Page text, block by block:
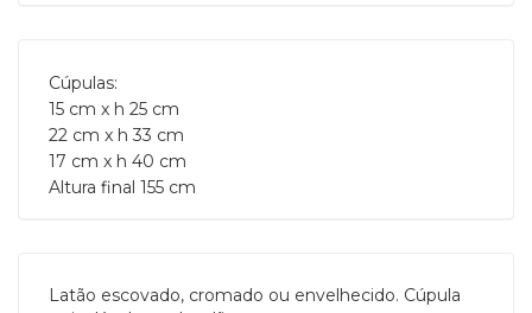
Cúpulas:
15 cm x h 25 cm
22 cm x h 33 cm
17 cm x h 40 cm
Altura final 155 cm
Latão escovado, cromado ou envelhecido. Cúpula